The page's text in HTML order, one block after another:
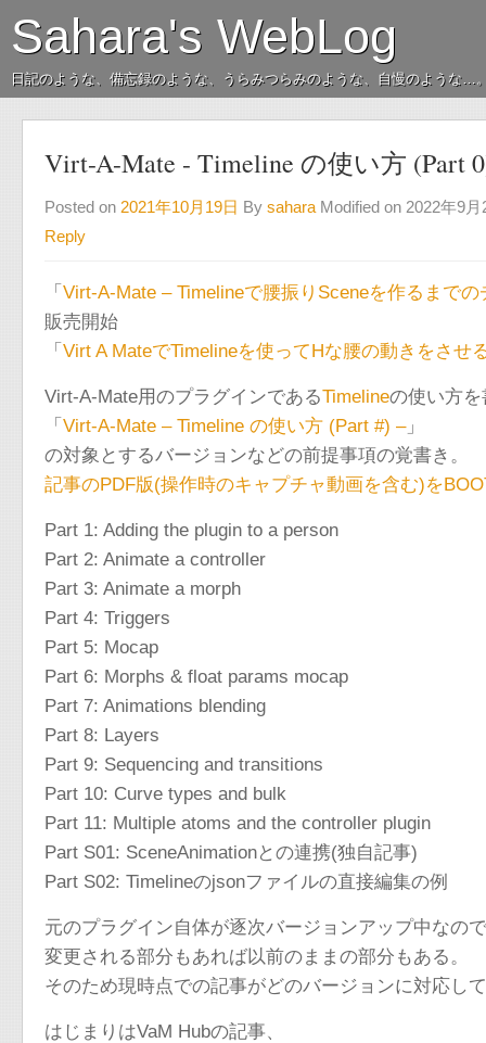
Sahara's WebLog
日記のような、備忘録のような、うらみつらみのような、自慢のような…
Virt-A-Mate - Timeline の使い方 (Part
Posted on 2021年10月19日 By sahara Modified on 2022年9月
Reply
「 Virt-A-Mate – Timelineで腰振りSceneを作るまで
販売開始
「 Virt A MateでTimelineを使ってHな腰の動きをさせ
Virt-A-Mate用のプラグインであるTimelineの使い方
「 Virt-A-Mate – Timeline の使い方 (Part #) –」
の対象とするバージョンなどの前提事項の覚書き。
記事のPDF版(操作時のキャプチャ動画を含む)を
Part 1: Adding the plugin to a person
Part 2: Animate a controller
Part 3: Animate a morph
Part 4: Triggers
Part 5: Mocap
Part 6: Morphs & float params mocap
Part 7: Animations blending
Part 8: Layers
Part 9: Sequencing and transitions
Part 10: Curve types and bulk
Part 11: Multiple atoms and the controller plugin
Part S01: SceneAnimationとの連携(独自記事)
Part S02: Timelineのjsonファイルの直接編集の例
元のプラグイン自体が逐次バージョンアップ中なの
変更される部分もあれば以前のままの部分もある。
そのため現時点での記事がどのバージョンに対応し
はじまりはVaM Hubの記事、